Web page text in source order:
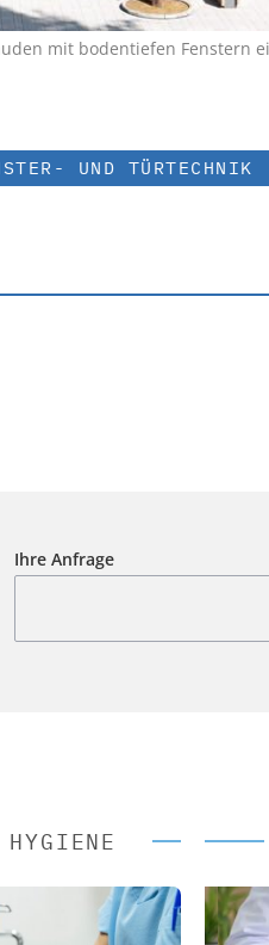
mit bodentiefen Fenstern
UND TÜRTECHNIK
Ihre Anfrage